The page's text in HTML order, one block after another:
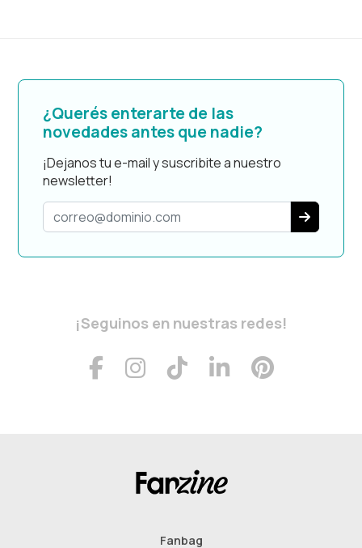
¿Querés enterarte de las
novedades antes que nadie?
¡Dejanos tu e-mail y suscribite a nuestro
newsletter!
¡Seguinos en nuestras redes!
Fanbag